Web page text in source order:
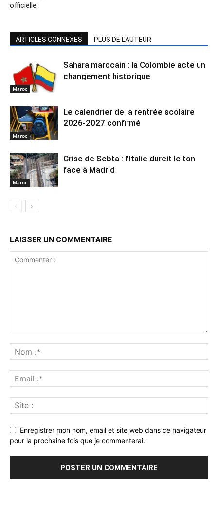
officielle
ARTICLES CONNEXES PLUS DE L'AUTEUR
Maroc
Sahara marocain : la Colombie acte un
changement historique
Maroc
Le calendrier de la rentrée scolaire
2026-2027 confirmé
Maroc
Crise de Sebta : l’Italie durcit le ton
face à Madrid
LAISSER UN COMMENTAIRE
Enregistrer mon nom, email et site web dans ce navigateur
pour la prochaine fois que je commenterai.